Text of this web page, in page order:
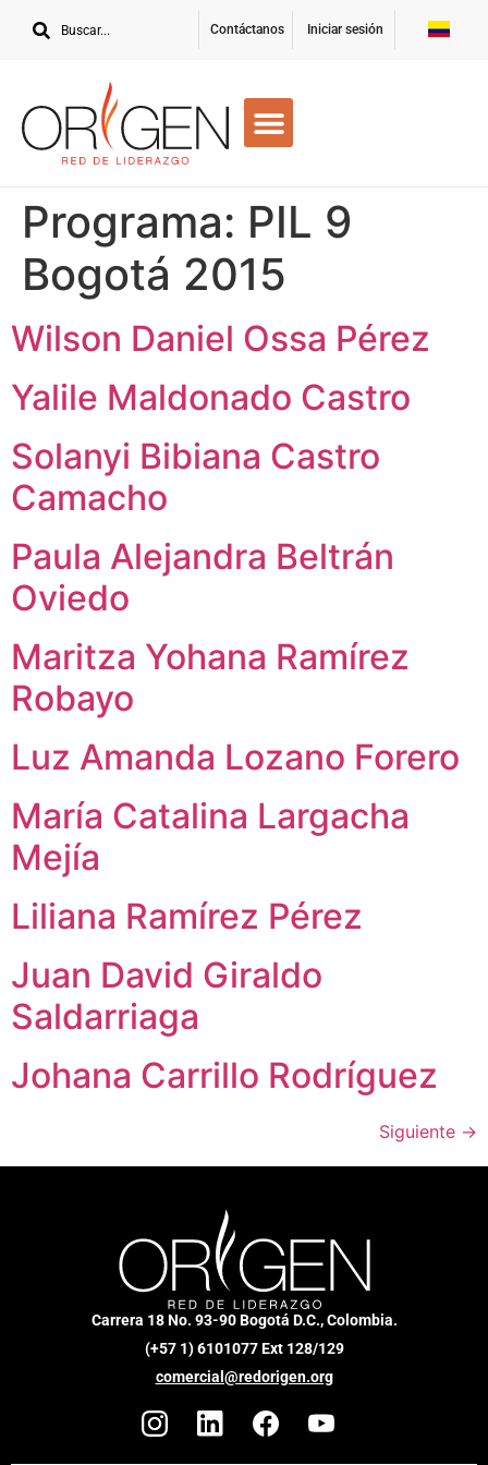
Contáctanos Iniciar sesión
Programa: PIL 9
Bogotá 2015
Wilson Daniel Ossa Pérez
Yalile Maldonado Castro
Solanyi Bibiana Castro
Camacho
Paula Alejandra Beltrán
Oviedo
Maritza Yohana Ramírez
Robayo
Luz Amanda Lozano Forero
María Catalina Largacha
Mejía
Liliana Ramírez Pérez
Juan David Giraldo
Saldarriaga
Johana Carrillo Rodríguez
Siguiente →
Carrera 18 No. 93-90 Bogotá D.C., Colombia.
(+57 1) 6101077 Ext 128/129
comercial@redorigen.org